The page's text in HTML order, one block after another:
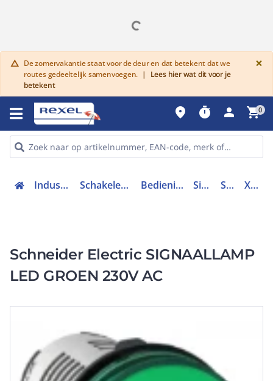
warning De zomervakantie staat voor de deur en dat betekent dat we
routes gedeeltelijk samenvoegen. |
Lees hier wat dit voor je
betekent
×
place timer person shopping_cart0
Industriele componenten Schakelen, bedienen en signaleren Bedieningen en signaleringen Signaallampen Signaallamp XB7EV03MP
Schneider Electric SIGNAALLAMP
LED GROEN 230V AC